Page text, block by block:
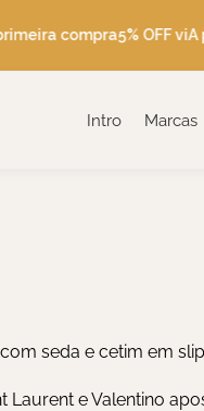
compra5% OFF viA
Intro Marcas
seda e cetim em
Laurent e Valentino